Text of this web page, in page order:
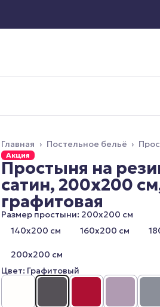
Постельное бельё ›
Главная ›
Акция
Простыня на
сатин, 200x200
графитовая
Размер простыни: 200х200 см
140х200 см
160х200 см
200х200 см
Цвет: Графитовый